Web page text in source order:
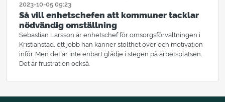
2023-10-05 09:23
Så vill enhetschefen att kommuner tacklar
nödvändig omställning
Sebastian Larsson är enhetschef för omsorgsförvaltningen i
Kristianstad, ett jobb han känner stolthet över och motivation
inför. Men det är inte enbart glädje i stegen på arbetsplatsen.
Det är frustration också.